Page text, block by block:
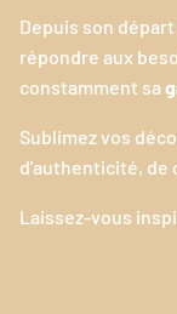
Depuis son
répondre aux
constamment sa
Sublimez vos
d'authenticité, de
Laissez-vous